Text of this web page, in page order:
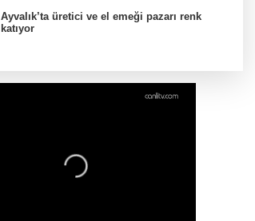
Ayvalık’ta üretici ve el emeği pazarı renk
katıyor